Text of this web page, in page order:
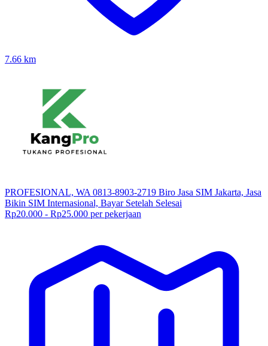
7.66 km
PROFESIONAL, WA 0813-8903-2719 Biro Jasa SIM Jakarta, Jasa
Bikin SIM Internasional, Bayar Setelah Selesai
Rp20.000 - Rp25.000 per pekerjaan